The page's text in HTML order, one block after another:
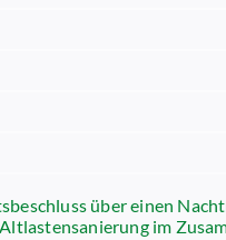
über einen
im